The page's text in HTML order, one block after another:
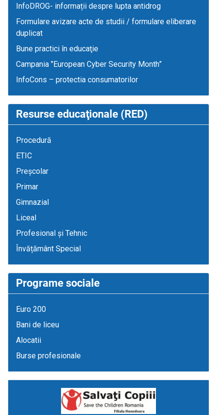
InfoDROG- informații despre lupta antidrog
Formulare avizare acte de studii / formulare eliberare
duplicat
Bune practici în educaţie
Campania "European Cyber Security Month”
InfoCons – protectia consumatorilor
Resurse educaţionale (RED)
Procedură
ETIC
Preșcolar
Primar
Gimnazial
Liceal
Profesional și Tehnic
Învățământ Special
Programe sociale
Euro 200
Bani de liceu
Alocatii
Burse profesionale